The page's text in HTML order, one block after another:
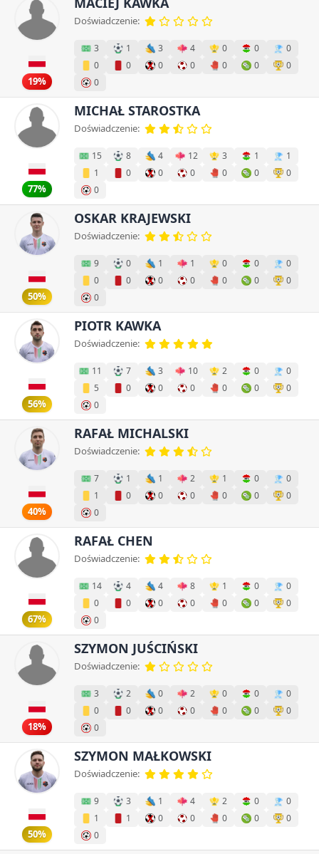
19%
Doświadczenie:
3 1 3 4 0 0
0
0
0 0 0 0 0
0
0
77%
MICHAŁ STAROSTKA
Doświadczenie:
15 8 4 12 3 1
1
1
0 0 0 0 0
0
0
50%
OSKAR KRAJEWSKI
Doświadczenie:
9 0 1 1 0 0
0
0
0 0 0 0 0
0
0
56%
PIOTR KAWKA
Doświadczenie:
11 7 3 10 2 0
0
5
0 0 0 0 0
0
0
40%
RAFAŁ MICHALSKI
Doświadczenie:
7 1 1 2 1 0
0
1
0 0 0 0 0
0
0
67%
RAFAŁ CHEN
Doświadczenie:
14 4 4 8 1 0
0
0
0 0 0 0 0
0
0
18%
SZYMON JUŚCIŃSKI
Doświadczenie:
3 2 0 2 0 0
0
0
0 0 0 0 0
0
0
50%
SZYMON MAŁKOWSKI
Doświadczenie:
9 3 1 4 2 0
0
1
1 0 0 0 0
0
0